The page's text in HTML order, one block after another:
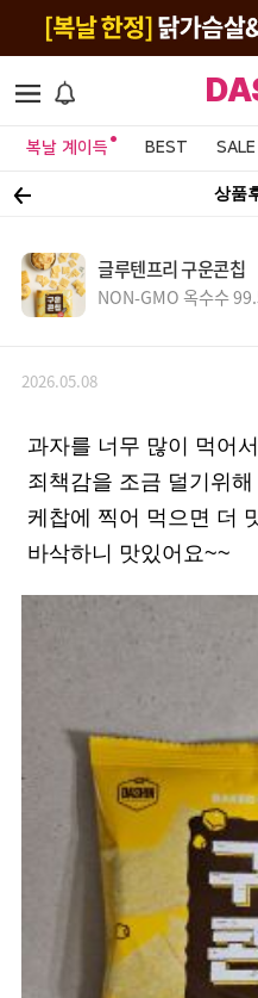
복날 계이득 BEST SALE
상품
글루텐프리 구운콘칩
NON-GMO 옥수수
2026.05.08
과자를 너무 많이 먹어서
죄책감을 조금 덜기위해
케찹에 찍어 먹으면 더
바삭하니 맛있어요~~